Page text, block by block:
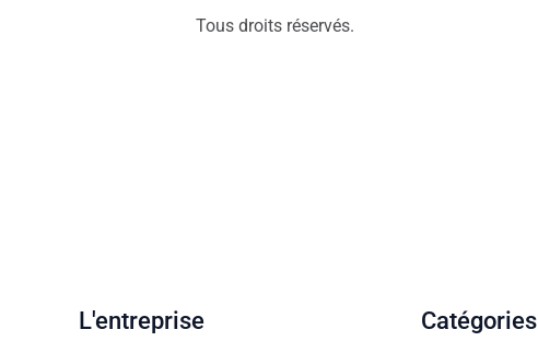
Tous droits réservés.
L'entreprise Catégories